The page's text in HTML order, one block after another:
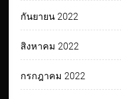
กันยายน 2022
สิงหาคม 2022
กรกฎาคม 2022